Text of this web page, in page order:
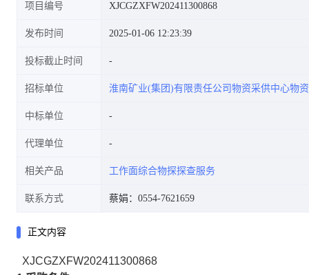
告
项目编号 XJCGZXFW202411300868
发布时间 2025-01-06 12:23:39
投标截止时间
招标单位 淮南矿业(集团)有限责任公司物资采供中心物
中标单位
代理单位
相关产品 工作面综合物探探查服务
联系方式 蔡娟：0554-7621659
正文内容
XJCGZXFW202411300868